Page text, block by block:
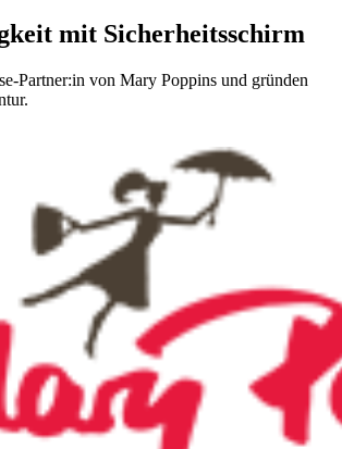
mit Sicherheitsschirm
Partner:in von Mary Poppins und gründen